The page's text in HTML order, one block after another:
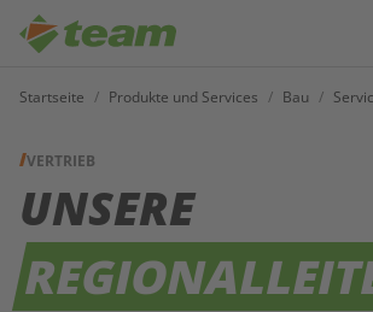
Startseite / Produkte und Services / Bau /
VERTRIEB
UNSERE